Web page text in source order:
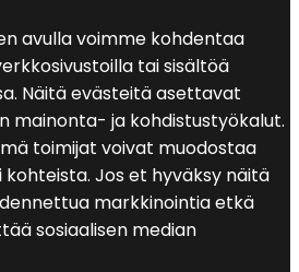
avulla voimme kohdentaa
tai sisältöä
Näitä evästeitä asettavat
mainonta- ja kohdistustyökalut.
toimijat voivat muodostaa
kohteista. Jos et hyväksy näitä
markkinointia etkä
sosiaalisen median